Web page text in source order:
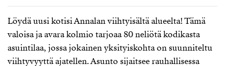
Löydä uusi kotisi Annalan viihtyisältä alueelta! Tämä
valoisa ja avara kolmio tarjoaa 80 neliötä kodikasta
asuintilaa, jossa jokainen yksityiskohta on suunniteltu
viihtyvyyttä ajatellen. Asunto sijaitsee rauhallisessa